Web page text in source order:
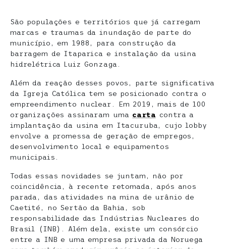
São populações e territórios que já carregam
marcas e traumas da inundação de parte do
município, em 1988, para construção da
barragem de Itaparica e instalação da usina
hidrelétrica Luiz Gonzaga.
Além da reação desses povos, parte significativa
da Igreja Católica tem se posicionado contra o
empreendimento nuclear. Em 2019, mais de 100
organizações assinaram uma carta contra a
implantação da usina em Itacuruba, cujo lobby
envolve a promessa de geração de empregos,
desenvolvimento local e equipamentos
municipais.
Todas essas novidades se juntam, não por
coincidência, à recente retomada, após anos
parada, das atividades na mina de urânio de
Caetité, no Sertão da Bahia, sob
responsabilidade das Indústrias Nucleares do
Brasil (INB). Além dela, existe um consórcio
entre a INB e uma empresa privada da Noruega